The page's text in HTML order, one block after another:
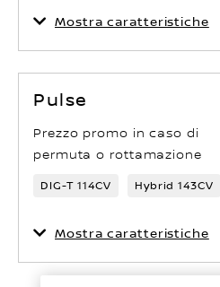
Mostra caratteristiche
Pulse
Prezzo promo in caso di
permuta o rottamazione
DIG-T 114CV Hybrid 143CV
Mostra caratteristiche